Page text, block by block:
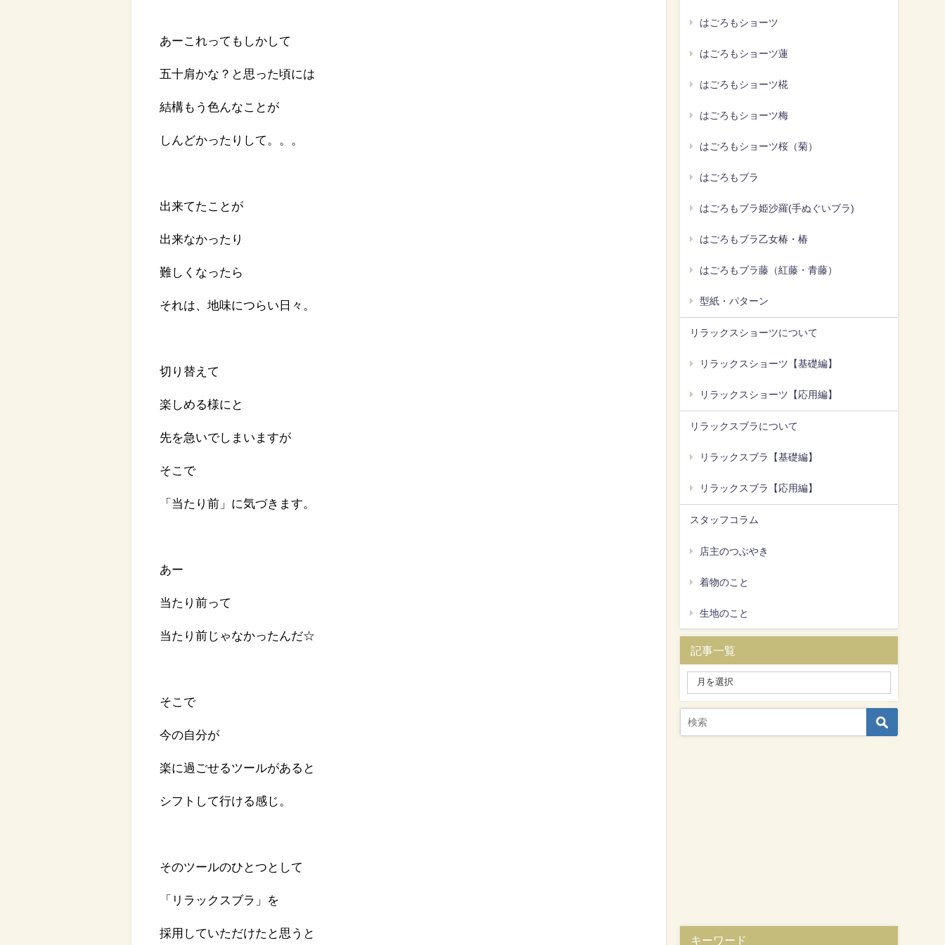
あーこれってもしかして
五十肩かな？と思った頃には
結構もう色んなことが
しんどかったりして。。。
出来てたことが
出来なかったり
難しくなったら
それは、地味につらい日々。
切り替えて
楽しめる様にと
先を急いでしまいますが
そこで
「当たり前」に気づきます。
あー
当たり前って
当たり前じゃなかったんだ☆
そこで
今の自分が
楽に過ごせるツールがあると
シフトして行ける感じ。
そのツールのひとつとして
「リラックスブラ」を
採用していただけたと思うと
はごろもショーツ
はごろもショーツ蓮
はごろもショーツ椛
はごろもショーツ梅
はごろもショーツ桜（菊）
はごろもブラ
はごろもブラ姫沙羅(手ぬぐいブラ)
はごろもブラ乙女椿・椿
はごろもブラ藤（紅藤・青藤）
型紙・パターン
リラックスショーツについて
リラックスショーツ【基礎編】
リラックスショーツ【応用編】
リラックスブラについて
リラックスブラ【基礎編】
リラックスブラ【応用編】
スタッフコラム
店主のつぶやき
着物のこと
生地のこと
記事一覧
キーワード